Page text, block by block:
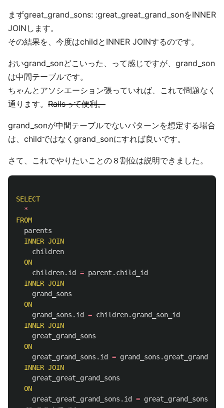
まずgreat_grand_sons: :great_great_grand_sonをINNER
JOINします。
その結果を、今度はchildとINNER JOINするのです。
おいgrand_sonどこいった、って感じですが、grand_son
は中間テーブルです。
ちゃんとアソシエーション張っていれば、これで問題なく
通ります。 Railsって便利。
grand_sonが中間テーブルでないパターンを想定する場合
は、childではなくgrand_sonにすれば良いです。
さて、これでやりたいことの８割位は説明できました。
SELECT
*
FROM
parents
INNER JOIN
children
ON
children. id = parent . child_id
INNER JOIN
grand_sons
ON
grand_sons . id = children. grand_son_id
INNER JOIN
great_grand_sons
ON
great_grand_sons . id = grand_sons .
INNER JOIN
great_great_grand_sons
ON
great_great_grand_sons . id = great_grand_sons